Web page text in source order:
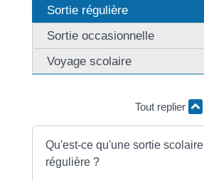
Sortie régulière
Sortie occasionnelle
Voyage scolaire
Tout replier
Qu'est-ce qu'une sortie scolaire
régulière ?